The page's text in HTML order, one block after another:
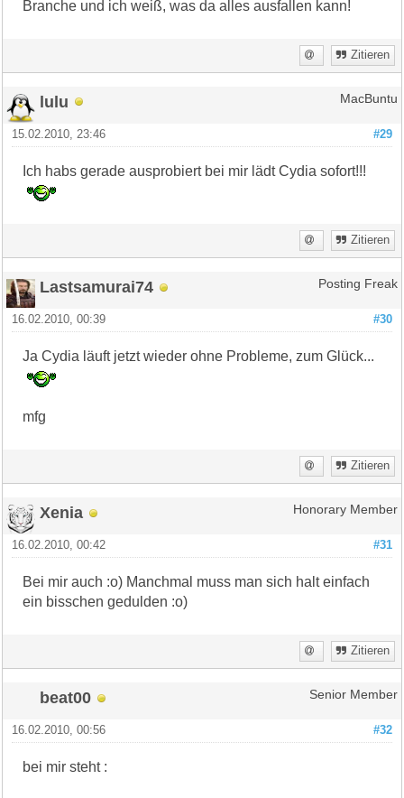
Branche und ich weiß, was da alles ausfallen kann!
Zitieren
lulu MacBuntu
#29
15.02.2010, 23:46
Ich habs gerade ausprobiert bei mir lädt Cydia sofort!!!
Zitieren
Lastsamurai74 Posting Freak
#30
16.02.2010, 00:39
Ja Cydia läuft jetzt wieder ohne Probleme, zum Glück...
mfg
Zitieren
Xenia Honorary Member
#31
16.02.2010, 00:42
Bei mir auch :o) Manchmal muss man sich halt einfach
ein bisschen gedulden :o)
Zitieren
beat00 Senior Member
#32
16.02.2010, 00:56
bei mir steht :